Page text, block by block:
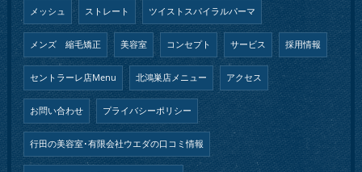
メッシュ ストレート ツイストスパイラルパーマ
メンズ 縮毛矯正 美容室 コンセプト サービス 採用情報
セントラーレ店Menu 北鴻巣店メニュー アクセス
お問い合わせ プライバシーポリシー
行田の美容室･有限会社ウエダの口コミ情報